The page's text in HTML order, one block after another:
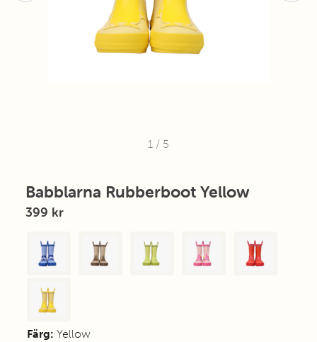
1 / 5
Babblarna Rubberboot Yellow
399 kr
Färg: Yellow